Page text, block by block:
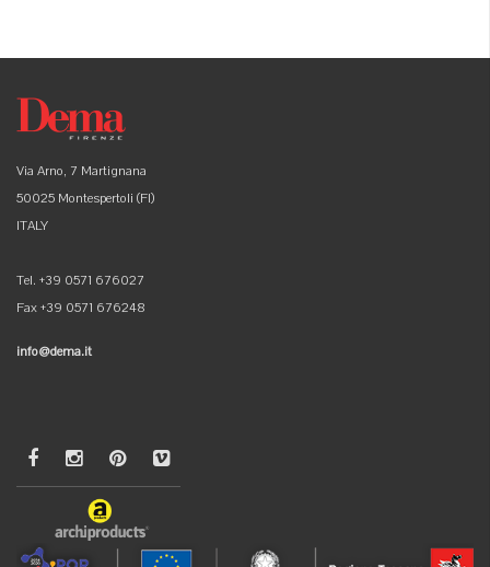
Via Arno, 7 Martignana
50025 Montespertoli (FI)
ITALY
Tel. +39 0571 676027
Fax +39 0571 676248
info@dema.it